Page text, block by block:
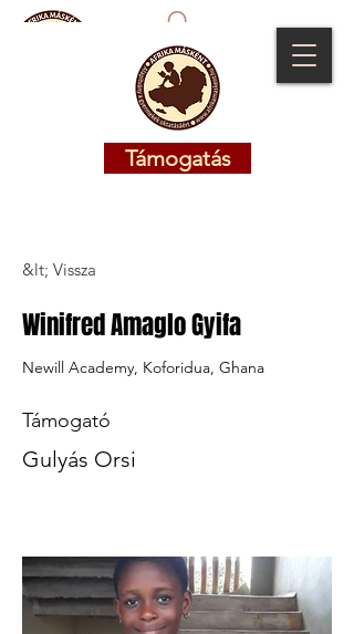
Támogatás
Támogatás
&lt; Vissza
Winifred Amaglo Gyifa
Newill Academy, Koforidua, Ghana
Támogató
Gulyás Orsi